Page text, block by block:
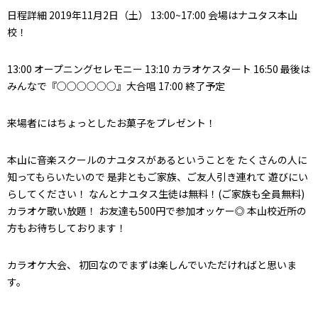
日程詳細 2019年11月2日（土） 13:00~17:00 会場はナユタス本山
校！
13:00 オープニングセレモニー 13:10 カラオケスタート 16:50 最後は
みんなで『○○○○○○』大合唱 17:00 終了予定
来場者にはちょっとしたお菓子をプレゼント！
本山に音楽スクールのナユタスがあるということを たくさんの人に
知ってもらいたいので 是非ともご家族、ご友人引き連れて 遊びにい
らしてください！ なんとナユタス生徒は無料！(ご家族も全員無料)
カラオケ歌い放題！ お友達も500円で参加オッケー◎ 本山校近所の
方もお待ちしております！
カラオケ大会、 初回なのでまずは楽しんでいただければと思いま
す。